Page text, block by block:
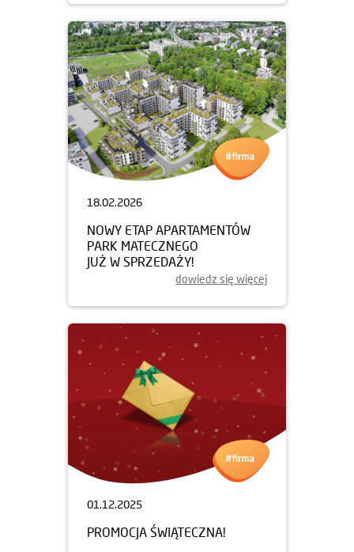
18.02.2026
NOWY ETAP APARTAMENTÓW
PARK MATECZNEGO
JUŻ W SPRZEDAŻY!
dowiedz się więcej
01.12.2025
PROMOCJA ŚWIĄTECZNA!